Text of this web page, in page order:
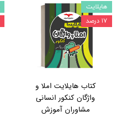
کتاب هایلایت املا و
واژگان کنکور انسانی
مشاوران آموزش
هایلایت
۱۷ درصد